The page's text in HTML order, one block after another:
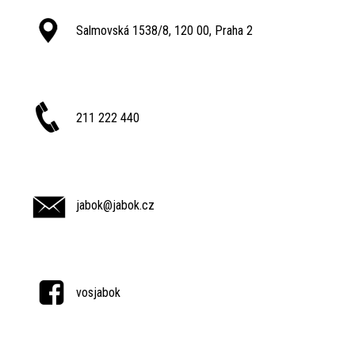
Salmovská 1538/8, 120 00, Praha 2
211 222 440
jabok@jabok.cz
vosjabok